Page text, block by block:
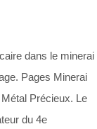
dans le minerai
Pages Minerai
Précieux. Le
du 4e